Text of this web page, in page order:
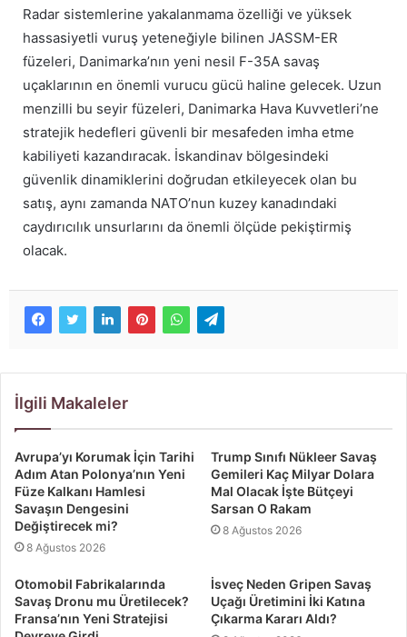
Radar sistemlerine yakalanmama özelliği ve yüksek
hassasiyetli vuruş yeteneğiyle bilinen JASSM-ER
füzeleri, Danimarka’nın yeni nesil F-35A savaş
uçaklarının en önemli vurucu gücü haline gelecek. Uzun
menzilli bu seyir füzeleri, Danimarka Hava Kuvvetleri’ne
stratejik hedefleri güvenli bir mesafeden imha etme
kabiliyeti kazandıracak. İskandinav bölgesindeki
güvenlik dinamiklerini doğrudan etkileyecek olan bu
satış, aynı zamanda NATO’nun kuzey kanadındaki
caydırıcılık unsurlarını da önemli ölçüde pekiştirmiş
olacak.
İlgili Makaleler
Avrupa’yı Korumak İçin Tarihi
Adım Atan Polonya’nın Yeni
Füze Kalkanı Hamlesi
Savaşın Dengesini
Değiştirecek mi?
8 Ağustos 2026
Trump Sınıfı Nükleer Savaş
Gemileri Kaç Milyar Dolara
Mal Olacak İşte Bütçeyi
Sarsan O Rakam
8 Ağustos 2026
Otomobil Fabrikalarında
Savaş Dronu mu Üretilecek?
Fransa’nın Yeni Stratejisi
İsveç Neden Gripen Savaş
Uçağı Üretimini İki Katına
Çıkarma Kararı Aldı?